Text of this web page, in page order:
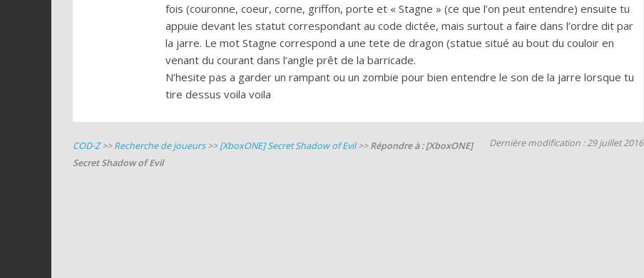
fois (couronne, coeur, corne, griffon, porte et « Stagne » (ce que l’on peut entendre) ensuite tu
appuie devant les statut correspondant au code dictée, mais surtout a faire dans l’ordre dit par
la jarre. Le mot Stagne correspond a une tete de dragon (statue situé au bout du couloir en
venant du courant dans l’angle prêt de la barricade.
N’hesite pas a garder un rampant ou un zombie pour bien entendre le son de la jarre lorsque tu
tire dessus voila voila
Dernière modification : 29 juillet 2016
COD-Z>>Recherche de joueurs>>[XboxONE] Secret Shadow of Evil>>Répondre à : [XboxONE]
Secret Shadow of Evil